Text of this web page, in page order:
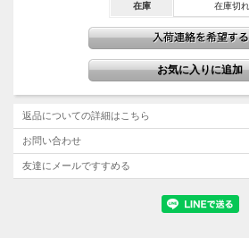
在庫 在庫切れ
返品についての詳細はこちら
お問い合わせ
友達にメールですすめる